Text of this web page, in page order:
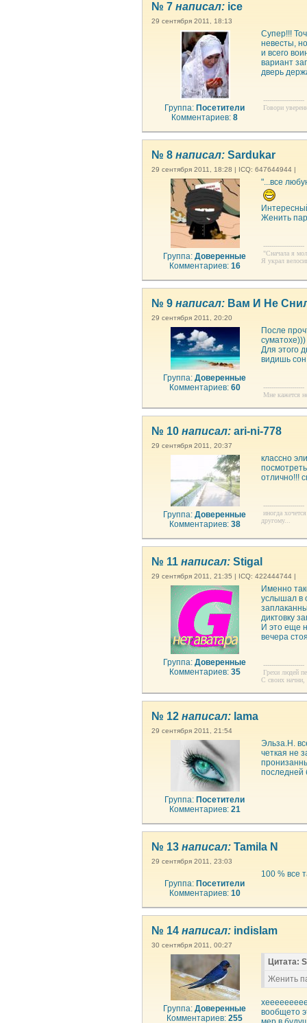
№ 7 написал: ice
29 сентября 2011, 18:13
Группа: Посетители
Комментариев:8
Супер!!!
невесты,
и всего
вариант
дверь
--------------------
Говори
№ 8 написал: Sardukar
29 сентября 2011, 18:28 | ICQ: 647644944 |
Группа:Доверенные
Комментариев: 16
"...все
Женить
--------------------
"Сначала я
Я украл
№ 9 написал: Вам И Не
29 сентября 2011, 20:20
Группа:Доверенные
Комментариев: 60
После
суматохе)))
Для этого
видишь
--------------------
Мне кажется
№ 10 написал: ari-ni-778
29 сентября 2011, 20:37
Группа:Доверенные
Комментариев: 38
классно
отлично!!!
--------------------
иногда
другому...
№ 11 написал: Stigal
29 сентября 2011, 21:35 | ICQ: 422444744 |
Группа:Доверенные
Комментариев: 35
Именно
услышал в
диктовку
И это еще
вечера
--------------------
Грехи людей
С своих начни,
№ 12 написал: lama
29 сентября 2011, 21:54
Группа: Посетители
Комментариев: 21
Эльза.Н.
четкая не
последней
№ 13 написал: Tamila N
29 сентября 2011, 23:03
Группа: Посетители
Комментариев: 10
100 % все
№ 14 написал: indislam
30 сентября 2011, 00:27
Группа:Доверенные
Комментариев:255
Цитата:
Женить
вообщето